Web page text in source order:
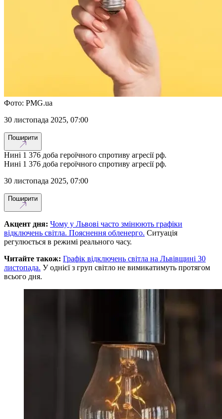
Фото: PMG.ua
30 листопада 2025, 07:00
Поширити
Нині 1 376 доба героїчного спротиву агресії рф.
Нині 1 376 доба героїчного спротиву агресії рф.
30 листопада 2025, 07:00
Поширити
Акцент дня: Чому у Львові часто змінюють графіки
відключень світла. Пояснення обленерго. Ситуація
регулюється в режимі реального часу.
Читайте також: Графік відключень світла на Львівщині 30
листопада. У однієї з груп світло не вимикатимуть протягом
всього дня.